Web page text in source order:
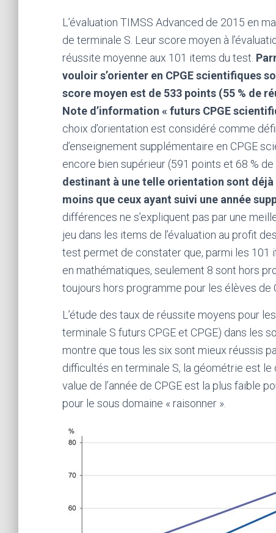
L’évaluation TIMSS Advanced de 2015 en
de terminale S. Leur score moyen à
réussite moyenne aux 101 items du test.
vouloir s’orienter en CPGE scientifiques
score moyen est de 533 points (55 % de
Note d’information « futurs CPGE
choix d’orientation est considéré comme
d’enseignement supplémentaire en CPGE
encore bien supérieur (591 points et 68 % de
destinant à une telle orientation sont
moins que ceux ayant suivi une année
différences ne s’expliquent pas par une
jeu dans les items de l’évaluation au profit
test permet de constater que, parmi les 101
en mathématiques, seulement 8 sont hors
toujours hors programme pour les élèves de
L’étude des taux de réussite moyens pour
terminale S futurs CPGE et CPGE) dans les
montre que tous les six sont mieux réussis
difficultés en terminale S, la géométrie est le
value de l’année de CPGE est la plus faible
pour le sous domaine « raisonner ».